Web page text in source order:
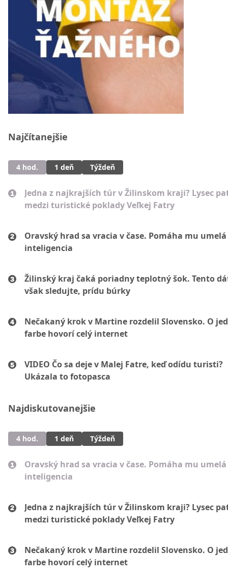
Najčítanejšie
4 hod. 1 deň Týždeň
Jedna z najkrajších túr v Žilinskom kraji? Lysec
medzi turistické poklady Veľkej Fatry
Oravský hrad sa vracia v čase. Pomáha mu umelá
inteligencia
Žilinský kraj čaká poriadny teplotný šok. Tento
však sledujte, prídu búrky
Nečakaný krok v Martine rozdelil Slovensko. O
farbe hovorí celý internet
VIDEO Čo sa deje v Malej Fatre, keď odídu turisti?
Ukázala to fotopasca
Najdiskutovanejšie
4 hod. 1 deň Týždeň
Oravský hrad sa vracia v čase. Pomáha mu umelá
inteligencia
Jedna z najkrajších túr v Žilinskom kraji? Lysec
medzi turistické poklady Veľkej Fatry
Nečakaný krok v Martine rozdelil Slovensko. O
farbe hovorí celý internet